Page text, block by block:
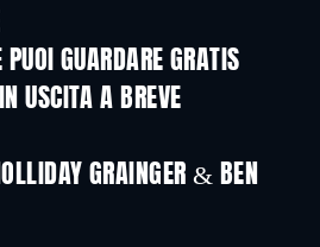
GUARDARE GRATIS
TV
USCITA A BREVE
TV
GRAINGER & BEN